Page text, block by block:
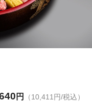
円 （10,411円/税込）